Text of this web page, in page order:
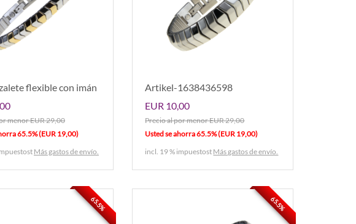
flexible con imán
menor EUR 29,00
65.5% (EUR 19,00)
Más gastos de envío.
Artikel-1638436598
EUR 10,00
Precio al por menor EUR 29,00
Usted se ahorra 65.5% (EUR 19,00)
incl. 19 % impuestost Más gastos de envío.
65.5% 65.5%